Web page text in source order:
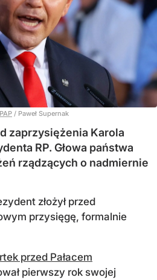
PAP / Paweł Supernak
zaprzysiężenia Karola
RP. Głowa państwa
rządzących o nadmiernie
złożył przed
przysięgę, formalnie
przed Pałacem
pierwszy rok swojej